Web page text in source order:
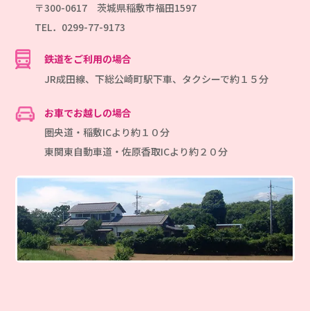
〒300-0617 茨城県稲敷市福田1597
TEL．0299-77-9173
鉄道をご利用の場合
JR成田線、下総公崎町駅下車、タクシーで約１５分
お車でお越しの場合
圏央道・稲敷ICより約１０分
東関東自動車道・佐原香取ICより約２０分